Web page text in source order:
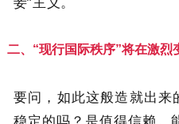
二、“现行国际秩序”将在激烈
要问，如此这般造就出来